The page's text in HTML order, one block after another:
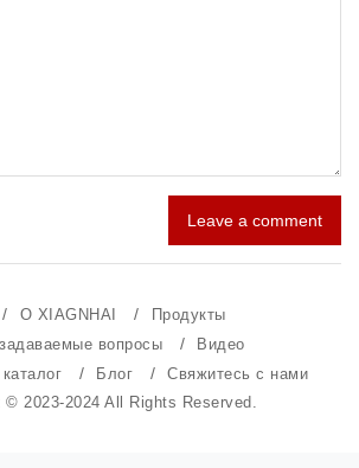
Leave a comment
/ О XIAGNHAI / Продукты
вопросы / Видео
/ Блог /
Свяжитесь с нами
© 2023-2024 All Rights Reserved.